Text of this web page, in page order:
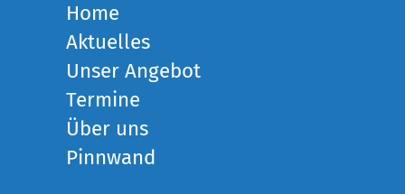
Home
Aktuelles
Unser Angebot
Termine
Über uns
Pinnwand